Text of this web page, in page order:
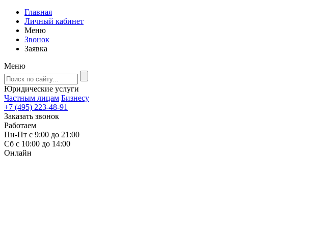
Главная
Личный кабинет
Меню
Звонок
Заявка
Меню
Юридические услуги
Частным лицам Бизнесу
+7 (495) 223-48-91
Заказать звонок
Работаем
Пн-Пт с 9:00 до 21:00
Сб с 10:00 до 14:00
Онлайн